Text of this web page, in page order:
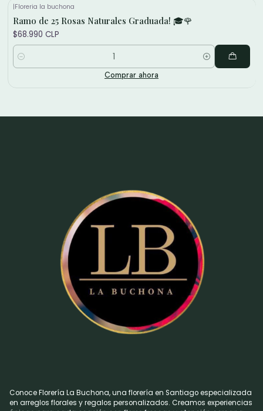
|Floreria la buchona
Ramo de 25 Rosas Naturales Graduada! 🎓🌹
$68.990 CLP
Cantidad
Comprar ahora
Conoce Florería La Buchona, una florería en Santiago especializada
en arreglos florales y regalos personalizados. Creamos experiencias